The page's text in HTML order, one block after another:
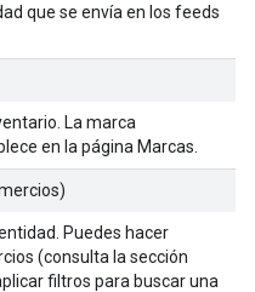
que se envía en los feeds
La marca
en la página Marcas.
Puedes hacer
(consulta la sección
filtros para buscar una